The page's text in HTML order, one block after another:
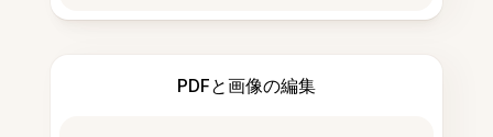
PDFと画像の編集